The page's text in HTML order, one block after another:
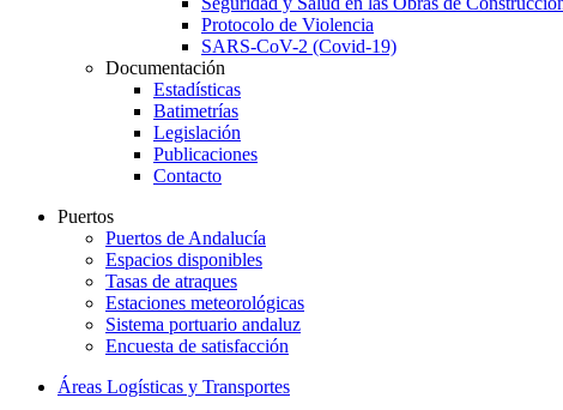
Protocolo de Violencia
SARS-CoV-2 (Covid-19)
Documentación
Estadísticas
Batimetrías
Legislación
Publicaciones
Contacto
Puertos
Puertos de Andalucía
Espacios disponibles
Tasas de atraques
Estaciones meteorológicas
Sistema portuario andaluz
Encuesta de satisfacción
Áreas Logísticas y Transportes